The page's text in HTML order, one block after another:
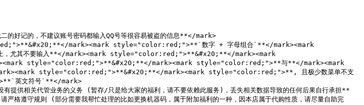
记的，不建议账号密码都输入QQ号等很容易被盗的信息**</mark>
mark><mark style="color:red;">**`数字 + 字母组合`**</mark><mark
其不要输入**</mark><mark style="color:red;">**&#x20;**</mark><mark
style="color:red;">**&#x20;**</mark><mark style="color:red;">**与**</mark><mark
style="color:red;">**&#x20;**</mark><mark style="color:red;">**, 且极少数菜单不支
英文符号`**</mark>
供相关代管业务的义务 (暂存/只是给大家的福利，请不要依赖此服务)，丢失相关数据导致的任何后果自行承担**
守规则 (部分需要我帮忙处理的比如更换机器码，属于附加福利的一种，因本店属于代购性质，请尽量自助完